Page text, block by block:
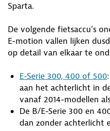
Sparta.
De volgende fietsaccu’s
E-motion vallen lijken
op detail van elkaar te
E-Serie 300, 400 of 500
aan het achterlicht in
vanaf 2014-modellen
De B/E-Serie 300 en
dan zonder achterlicht